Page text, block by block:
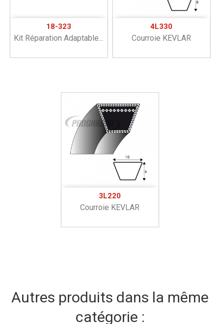
18-323
Kit Réparation Adaptable...
4L330
Courroie KEVLAR
3L220
Courroie KEVLAR
Autres produits dans la même
catégorie :